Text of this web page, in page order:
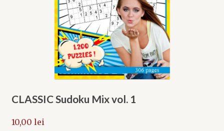
CLASSIC Sudoku Mix vol. 1
10,00 lei